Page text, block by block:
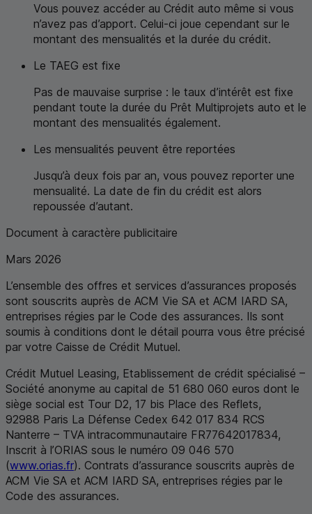
Vous pouvez accéder au Crédit auto même si vous
n’avez pas d’apport. Celui-ci joue cependant sur le
montant des mensualités et la durée du crédit.
Le TAEG est fixe
Pas de mauvaise surprise : le taux d’intérêt est fixe
pendant toute la durée du Prêt Multiprojets auto et le
montant des mensualités également.
Les mensualités peuvent être reportées
Jusqu’à deux fois par an, vous pouvez reporter une
mensualité. La date de fin du crédit est alors
repoussée d’autant.
Document à caractère publicitaire
Mars 2026
L’ensemble des offres et services d’assurances proposés
sont souscrits auprès de ACM Vie SA et ACM IARD SA,
entreprises régies par le Code des assurances. Ils sont
soumis à conditions dont le détail pourra vous être précisé
par votre Caisse de Crédit Mutuel.
Crédit Mutuel Leasing, Etablissement de crédit spécialisé –
Société anonyme au capital de 51 680 060 euros dont le
siège social est Tour D2, 17 bis Place des Reflets,
92988 Paris La Défense Cedex 642 017 834 RCS
Nanterre – TVA intracommunautaire FR77642017834,
Inscrit à l’ORIAS sous le numéro 09 046 570
(www.orias.fr). Contrats d’assurance souscrits auprès de
ACM Vie SA et ACM IARD SA, entreprises régies par le
Code des assurances.